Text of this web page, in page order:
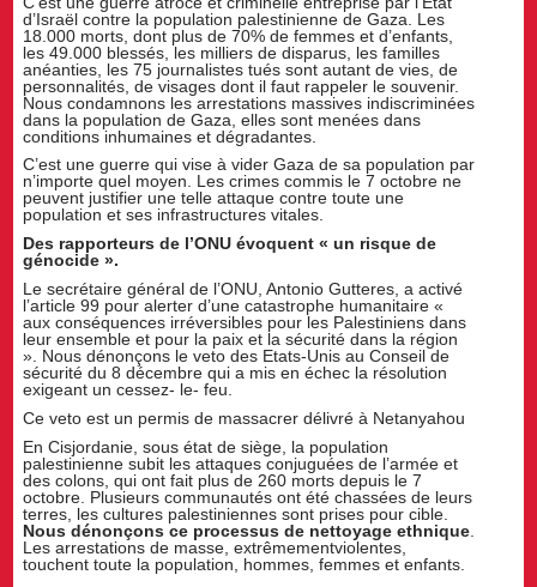
d’Israël contre la population palestinienne de Gaza. Les
18.000 morts, dont plus de 70% de femmes et d’enfants,
les 49.000 blessés, les milliers de disparus, les familles
anéanties, les 75 journalistes tués sont autant de vies, de
personnalités, de visages dont il faut rappeler le souvenir.
Nous condamnons les arrestations massives indiscriminées
dans la population de Gaza, elles sont menées dans
conditions inhumaines et dégradantes.
C’est une guerre qui vise à vider Gaza de sa population par
n’importe quel moyen. Les crimes commis le 7 octobre ne
peuvent justifier une telle attaque contre toute une
population et ses infrastructures vitales.
Des rapporteurs de l’ONU évoquent « un risque de
génocide ».
Le secrétaire général de l’ONU, Antonio Gutteres, a activé
l’article 99 pour alerter d’une catastrophe humanitaire «
aux conséquences irréversibles pour les Palestiniens dans
leur ensemble et pour la paix et la sécurité dans la région
». Nous dénonçons le veto des Etats-Unis au Conseil de
sécurité du 8 décembre qui a mis en échec la résolution
exigeant un cessez- le- feu.
Ce veto est un permis de massacrer délivré à Netanyahou
En Cisjordanie, sous état de siège, la population
palestinienne subit les attaques conjuguées de l’armée et
des colons, qui ont fait plus de 260 morts depuis le 7
octobre. Plusieurs communautés ont été chassées de leurs
terres, les cultures palestiniennes sont prises pour cible.
Nous dénonçons ce processus de nettoyage ethnique
Les arrestations de masse, extrêmementviolentes,
touchent toute la population, hommes, femmes et enfants.